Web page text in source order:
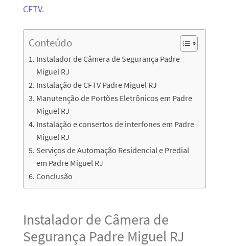
CFTV.
Conteúdo
Instalador de Câmera de Segurança Padre
Miguel RJ
Instalação de CFTV Padre Miguel RJ
Manutenção de Portões Eletrônicos em Padre
Miguel RJ
Instalação e consertos de interfones em Padre
Miguel RJ
Serviços de Automação Residencial e Predial
em Padre Miguel RJ
Conclusão
Instalador de Câmera de
Segurança Padre Miguel RJ